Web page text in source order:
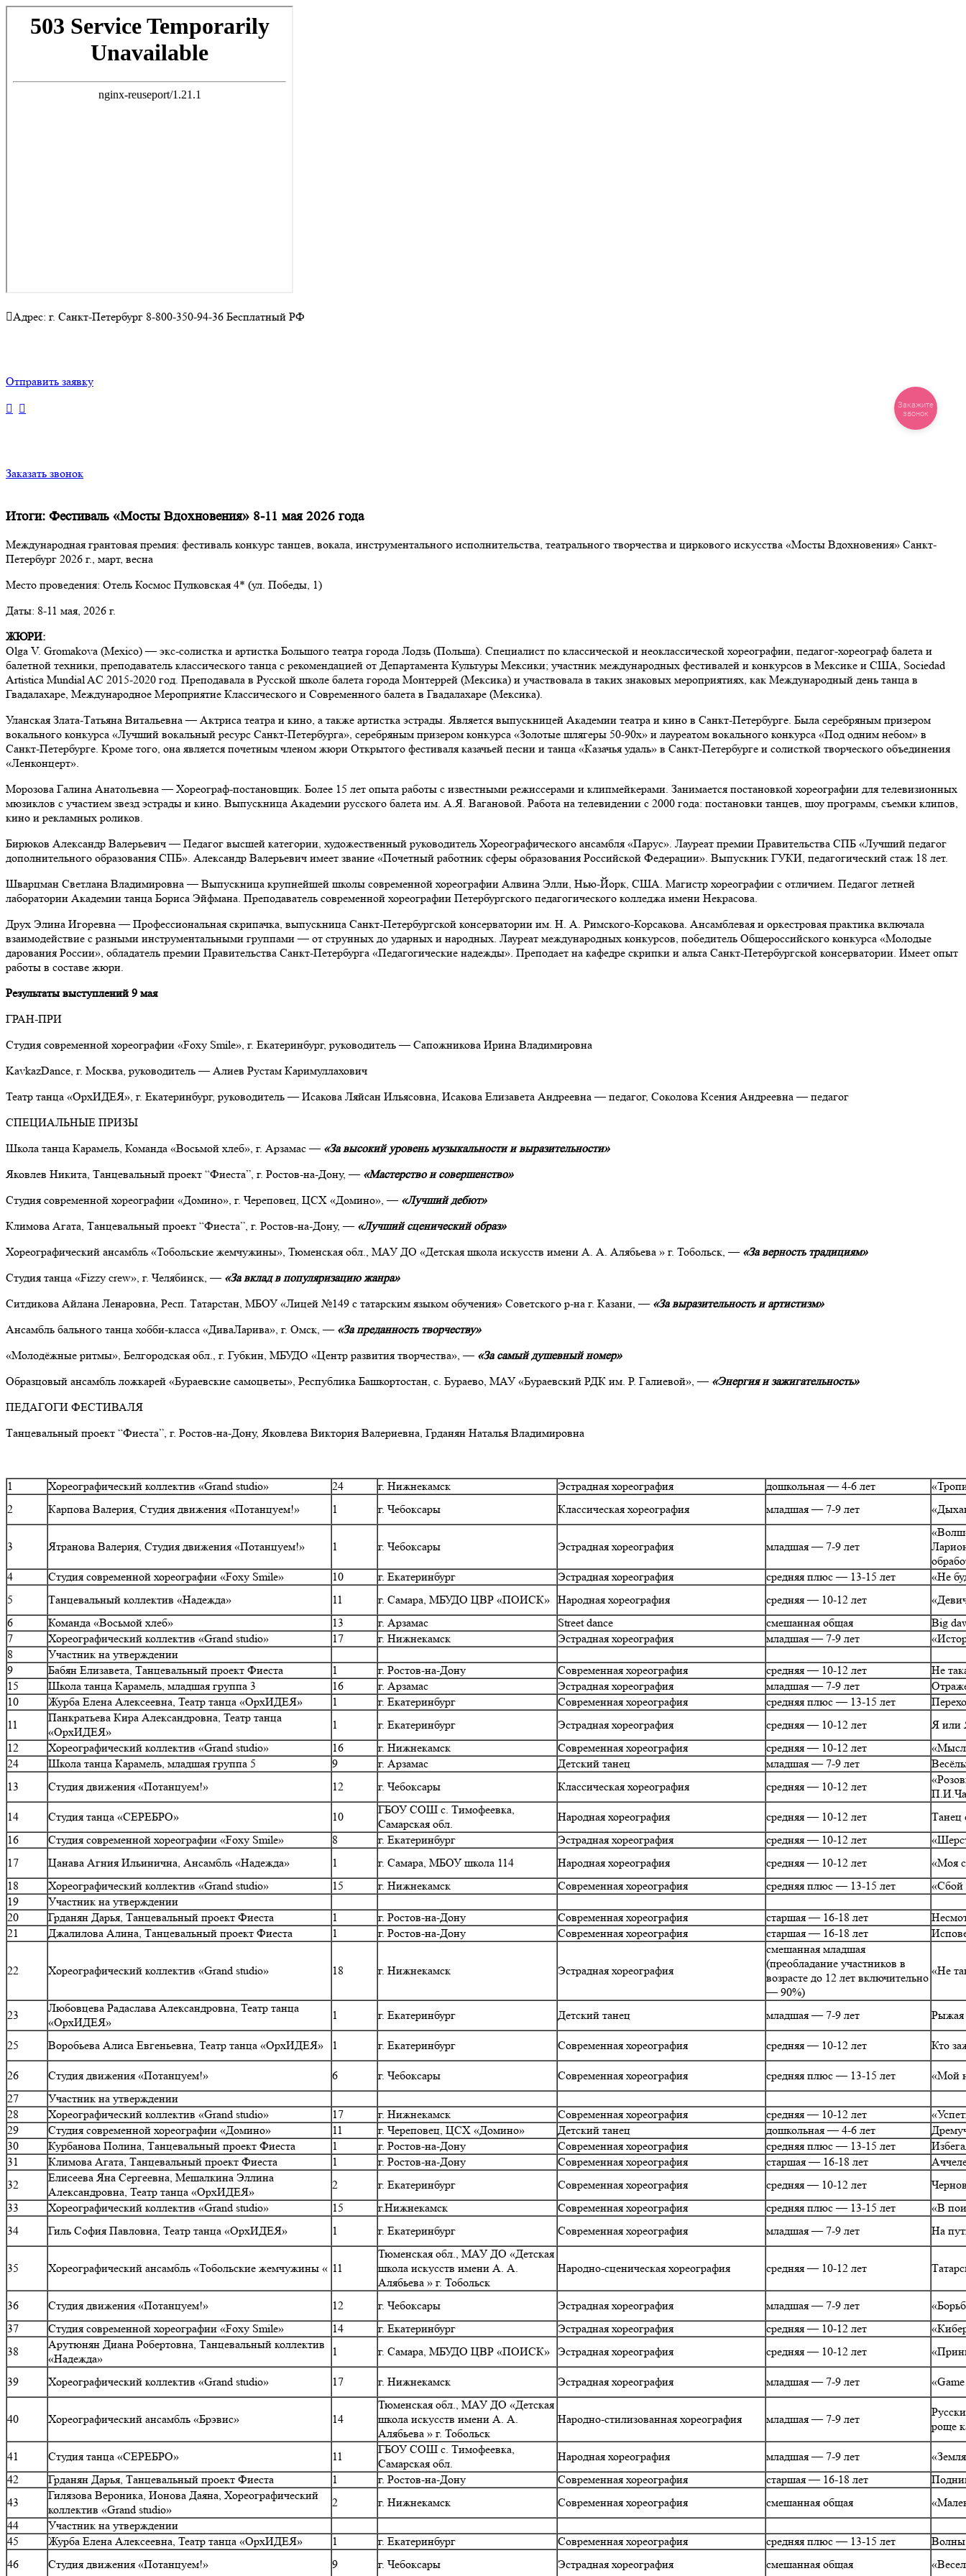
Адрес: г. Санкт-Петербург 8-800-350-94-36 Бесплатный РФ
Отправить заявку
Заказать звонок
Итоги: Фестиваль «Мосты Вдохновения» 8-11 мая 2026 года
Международная грантовая премия: фестиваль конкурс танцев, вокала, инструментального исполнительства, театрального творчества и циркового искусства «Мосты Вдохновения» Санкт-
Петербург 2026 г., март, весна
Место проведения: Отель Космос Пулковская 4* (ул. Победы, 1)
Даты: 8-11 мая, 2026 г.
ЖЮРИ:
Оlga V. Gromakova (Mexico) — экс-солистка и артистка Большого театра города Лодзь (Польша). Специалист по классической и неоклассической хореографии, педагог-хореограф балета и
балетной техники, преподаватель классического танца c рекомендацией от Департамента Культуры Мексики; участник международных фестивалей и конкурсов в Мексике и США, Sociedad
Artistica Mundial AC 2015-2020 год. Преподавала в Русской школе балета города Монтеррей (Мексика) и участвовала в таких знаковых мероприятиях, как Международный день танца в
Гвадалахаре, Международное Мероприятие Классического и Современного балета в Гвадалахаре (Мексика).
Уланская Злата-Татьяна Витальевна — Актриса театра и кино, а также артистка эстрады. Является выпускницей Академии театра и кино в Санкт-Петербурге. Была серебряным призером
вокального конкурса «Лучший вокальный ресурс Санкт-Петербурга», серебряным призером конкурса «Золотые шлягеры 50-90х» и лауреатом вокального конкурса «Под одним небом» в
Санкт-Петербурге. Кроме того, она является почетным членом жюри Открытого фестиваля казачьей песни и танца «Казачья удаль» в Санкт-Петербурге и солисткой творческого объединения
«Ленконцерт».
Морозова Галина Анатольевна — Хореограф-постановщик. Более 15 лет опыта работы с известными режиссерами и клипмейкерами. Занимается постановкой хореографии для телевизионных
мюзиклов с участием звезд эстрады и кино. Выпускница Академии русского балета им. А.Я. Вагановой. Работа на телевидении с 2000 года: постановки танцев, шоу программ, съемки клипов,
кино и рекламных роликов.
Бирюков Александр Валерьевич— Педагог высшей категории, художественный руководитель Хореографического ансамбля «Парус». Лауреат премии Правительства СПБ «Лучший педагог
дополнительного образования СПБ». Александр Валерьевич имеет звание «Почетный работник сферы образования Российской Федерации». Выпускник ГУКИ, педагогический стаж 18 лет.
Шварцман Светлана Владимировна—Выпускница крупнейшей школы современной хореографии Алвина Элли, Нью-Йорк, США. Магистр хореографии с отличием. Педагог летней
лаборатории Академии танца Бориса Эйфмана. Преподаватель современной хореографии Петербургского педагогического колледжа имени Некрасова.
Друх Элина Игоревна— Профессиональная скрипачка, выпускница Санкт-Петербургской консерватории им. Н. А. Римского-Корсакова. Ансамблевая и оркестровая практика включала
взаимодействие с разными инструментальными группами — от струнных до ударных и народных. Лауреат международных конкурсов, победитель Общероссийского конкурса «Молодые
дарования России», обладатель премии Правительства Санкт-Петербурга «Педагогические надежды». Преподает на кафедре скрипки и альта Санкт-Петербургской консерватории. Имеет опыт
работы в составе жюри.
Результаты выступлений 9 мая
ГРАН-ПРИ
Студия современной хореографии «Foxy Smile», г. Екатеринбург, руководитель — Сапожникова Ирина Владимировна
KavkazDance, г. Москва, руководитель — Алиев Рустам Каримуллахович
Театр танца «ОрхИДЕЯ», г. Екатеринбург, руководитель — Исакова Ляйсан Ильясовна, Исакова Елизавета Андреевна — педагог, Соколова Ксения Андреевна — педагог
СПЕЦИАЛЬНЫЕ ПРИЗЫ
Школа танца Карамель, Команда «Восьмой хлеб», г. Арзамас— «За высокий уровень музыкальности и выразительности»
Яковлев Никита, Танцевальный проект “Фиеста”, г. Ростов-на-Дону, — «Мастерство и совершенство»
Студия современной хореографии «Домино», г. Череповец, ЦСХ «Домино», —«Лучший дебют»
Климова Агата, Танцевальный проект “Фиеста”, г. Ростов-на-Дону, — «Лучший сценический образ»
Хореографический ансамбль «Тобольские жемчужины», Тюменская обл., МАУ ДО «Детская школа искусств имени А. А. Алябьева » г. Тобольск, — «За верность традициям»
Студия танца «Fizzy crew», г. Челябинск, — «За вклад в популяризацию жанра»
Ситдикова Айлана Ленаровна, Респ. Татарстан, МБОУ «Лицей №149 с татарским языком обучения» Советского р-на г. Казани, — «За выразительность и артистизм»
Ансамбль бального танца хобби-класса «ДиваЛарива», г. Омск, — «За преданность творчеству»
«Молодёжные ритмы», Белгородская обл., г. Губкин, МБУДО «Центр развития творчества», — «За самый душевный номер»
Образцовый ансамбль ложкарей «Бураевские самоцветы», Республика Башкортостан, с. Бураево, МАУ «Бураевский РДК им. Р. Галиевой», — «Энергия и зажигательность»
ПЕДАГОГИ ФЕСТИВАЛЯ
Танцевальный проект “Фиеста”, г. Ростов-на-Дону,Яковлева Виктория Валериевна, Грданян Наталья Владимировна
1 Хореографический коллектив «Grand studio» 24 г. Нижнекамск Эстрадная хореография дошкольная — 4-6 лет
2
Карпова Валерия, Студия движения «Потанцуем!» 1 г. Чебоксары Классическая хореография младшая — 7-9 лет
3 Ятранова Валерия, Студия движения «Потанцуем!» 1 г. Чебоксары Эстрадная хореография младшая — 7-9 лет
4
Студия современной хореографии «Foxy Smile» 10 г. Екатеринбург Эстрадная хореография средняя плюс — 13-15 лет
«Не
5
Танцевальный коллектив «Надежда» 11 г. Самара, МБУДО ЦВР «ПОИСК» Народная хореография средняя — 10-12 лет
6
Команда «Восьмой хлеб» 13 г. Арзамас Street dance смешанная общая
Big
7
Хореографический коллектив «Grand studio» 17 г. Нижнекамск Эстрадная хореография младшая — 7-9 лет
8
Участник на утверждении
9
Бабян Елизавета, Танцевальный проект Фиеста 1 г. Ростов-на-Дону Современная хореография средняя — 10-12 лет
Не
15
Школа танца Карамель, младшая группа 3 16 г. Арзамас Эстрадная хореография младшая — 7-9 лет
10
Журба Елена Алексеевна, Театр танца «ОрхИДЕЯ» 1 г. Екатеринбург Современная хореография средняя плюс — 13-15 лет
11
Панкратьева Кира Александровна, Театр танца
«ОрхИДЕЯ»
1 г. Екатеринбург Эстрадная хореография средняя — 10-12 лет
Я или
12
Хореографический коллектив «Grand studio» 16 г. Нижнекамск Современная хореография средняя — 10-12 лет
24
Школа танца Карамель, младшая группа 5 9 г. Арзамас Детский танец младшая — 7-9 лет
13
Студия движения «Потанцуем!» 12 г. Чебоксары Классическая хореография средняя — 10-12 лет
14
Студия танца «СЕРЕБРО» 10
ГБОУ СОШ с. Тимофеевка,
Самарская обл.
Народная хореография средняя — 10-12 лет
Танец
16
Студия современной хореографии «Foxy Smile» 8 г. Екатеринбург Эстрадная хореография средняя — 10-12 лет
17
Цанава Агния Ильинична, Ансамбль «Надежда» 1 г. Самара, МБОУ школа 114 Народная хореография средняя — 10-12 лет
«Моя
18
Хореографический коллектив «Grand studio» 15 г. Нижнекамск Современная хореография средняя плюс — 13-15 лет
«Сбой
19
Участник на утверждении
20
Грданян Дарья, Танцевальный проект Фиеста 1 г. Ростов-на-Дону Современная хореография старшая — 16-18 лет
21
Джалилова Алина, Танцевальный проект Фиеста 1 г. Ростов-на-Дону Современная хореография старшая — 16-18 лет
22 Хореографический коллектив «Grand studio» 18 г. Нижнекамск Эстрадная хореография
смешанная младшая
(преобладание участников в
возрасте до 12 лет включительно
— 90%)
«Не
23
Любовцева Радаслава Александровна, Театр танца
«ОрхИДЕЯ»
1 г. Екатеринбург Детский танец младшая — 7-9 лет Рыжая
25 Воробьева Алиса Евгеньевна, Театр танца «ОрхИДЕЯ» 1 г. Екатеринбург Современная хореография средняя — 10-12 лет Кто
26 Студия движения «Потанцуем!» 6 г. Чебоксары Современная хореография средняя плюс — 13-15 лет
«Мой
27
Участник на утверждении
28
Хореографический коллектив «Grand studio» 17 г. Нижнекамск Современная хореография средняя — 10-12 лет
29
Студия современной хореографии «Домино» 11 г. Череповец, ЦСХ «Домино» Детский танец дошкольная — 4-6 лет
30
Курбанова Полина, Танцевальный проект Фиеста 1 г. Ростов-на-Дону Современная хореография средняя плюс — 13-15 лет
31
Климова Агата, Танцевальный проект Фиеста 1 г. Ростов-на-Дону Современная хореография старшая — 16-18 лет
32
Елисеева Яна Сергеевна, Мешалкина Эллина
Александровна, Театр танца «ОрхИДЕЯ»
2 г. Екатеринбург Современная хореография средняя — 10-12 лет
33
Хореографический коллектив «Grand studio» 15 г.Нижнекамск Современная хореография средняя плюс — 13-15 лет
«В
34
Гиль София Павловна, Театр танца «ОрхИДЕЯ» 1 г. Екатеринбург Современная хореография младшая — 7-9 лет На
35 Хореографический ансамбль «Тобольские жемчужины « 11
Тюменская обл., МАУ ДО «Детская
школа искусств имени А. А.
Алябьева » г. Тобольск
Народно-сценическая хореография средняя — 10-12 лет
36 Студия движения «Потанцуем!» 12 г. Чебоксары Эстрадная хореография младшая — 7-9 лет
37
Студия современной хореографии «Foxy Smile» 14 г. Екатеринбург Эстрадная хореография средняя — 10-12 лет
38
Арутюнян Диана Робертовна, Танцевальный коллектив
«Надежда»
1 г. Самара, МБУДО ЦВР «ПОИСК» Эстрадная хореография средняя — 10-12 лет
39 Хореографический коллектив «Grand studio» 17 г. Нижнекамск Эстрадная хореография младшая — 7-9 лет
40 Хореографический ансамбль «Брэвис» 14
Тюменская обл., МАУ ДО «Детская
школа искусств имени А. А.
Алябьева » г. Тобольск
Народно-стилизованная хореография младшая — 7-9 лет
роще
41 Студия танца «СЕРЕБРО» 11
ГБОУ СОШ с. Тимофеевка,
Самарская обл.
Народная хореография младшая — 7-9 лет
42
Грданян Дарья, Танцевальный проект Фиеста 1 г. Ростов-на-Дону Современная хореография старшая — 16-18 лет
43
Гилязова Вероника, Ионова Даяна, Хореографический
коллектив «Grand studio»
2 г. Нижнекамск Современная хореография смешанная общая
44
Участник на утверждении
45
Журба Елена Алексеевна, Театр танца «ОрхИДЕЯ» 1 г. Екатеринбург Современная хореография средняя плюс — 13-15 лет
Волны
46
Студия движения «Потанцуем!» 9 г. Чебоксары Эстрадная хореография смешанная общая
Закажите
звонок